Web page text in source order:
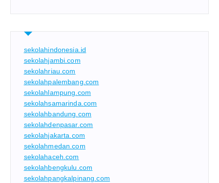
sekolahindonesia.id
sekolahjambi.com
sekolahriau.com
sekolahpalembang.com
sekolahlampung.com
sekolahsamarinda.com
sekolahbandung.com
sekolahdenpasar.com
sekolahjakarta.com
sekolahmedan.com
sekolahaceh.com
sekolahbengkulu.com
sekolahpangkalpinang.com